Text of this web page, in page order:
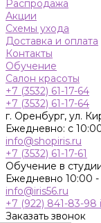
Распродажа
Акции
Схемы ухода
Доставка и оплата
Контакты
Обучение
Салон красоты
+7 (3532) 61-17-64
+7 (3532) 61-17-64
г. Оренбург, ул.
Ежедневно: с
info@shopiris.ru
+7 (3532) 61-17-61
Обучение в
Ежедневно 10:00 -
info@iris56.ru
+7 (922) 841-83-98
Заказать звонок